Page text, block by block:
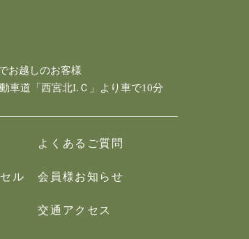
お越しのお客様
車道「西宮北I.Ｃ」より車で10分
よくあるご質問
ル 会員様お知らせ
交通アクセス